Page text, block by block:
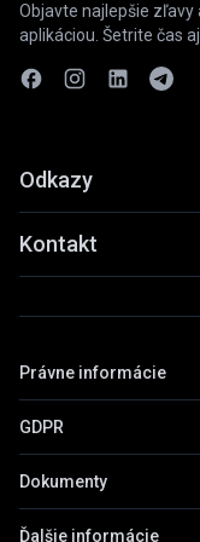
Objavte najlepšie zľavy
aplikáciou. Šetrite čas
Odkazy
Funkcie
Ukážky
Stiahnuť
Kontakt
Praha, Česká republika
Právne informácie
Základné informácie
Zásady ochrany
GDPR
Všeobecné informácie
Dokumenty
Prehľad dokumentov
Ďalšie informácie